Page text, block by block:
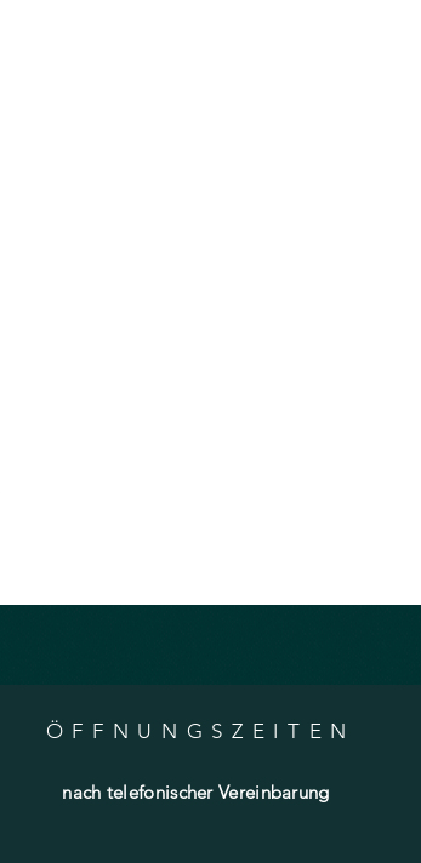
ÖFFNUNGSZEITE N
nach telefonischer Vereinbarung